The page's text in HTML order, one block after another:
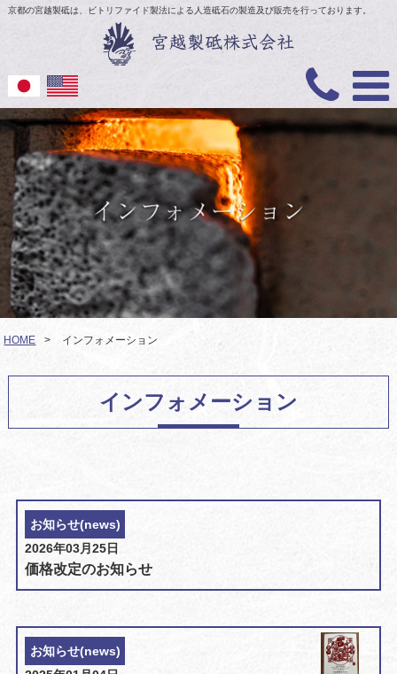
京都の宮越製砥は、ビトリファイド製法による人造砥石の製造及び販売を行っております。
HOME > インフォメーション
インフォメーション
お知らせ(news)
2026年03月25日
価格改定のお知らせ
お知らせ(news)